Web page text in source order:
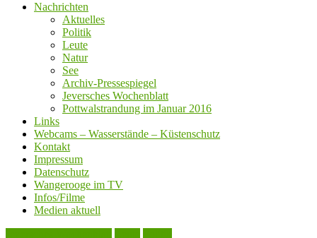
Nachrichten
Aktuelles
Politik
Leute
Natur
See
Archiv-Pressespiegel
Jeversches Wochenblatt
Pottwalstrandung im Januar 2016
Links
Webcams – Wasserstände – Küstenschutz
Kontakt
Impressum
Datenschutz
Wangerooge im TV
Infos/Filme
Medien aktuell